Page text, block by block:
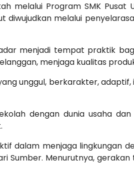
Program SMK Pusat
melalui
menjadi tempat praktik
menjaga kualitas
unggul, berkarakter,
dengan dunia usaha dan
dalam menjaga lingkungan
Sumber. Menurutnya,